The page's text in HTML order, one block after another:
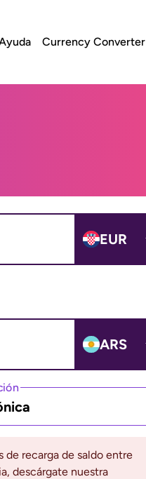
Currency Converter
EUR
ARS
de recarga de saldo entre
descárgate nuestra